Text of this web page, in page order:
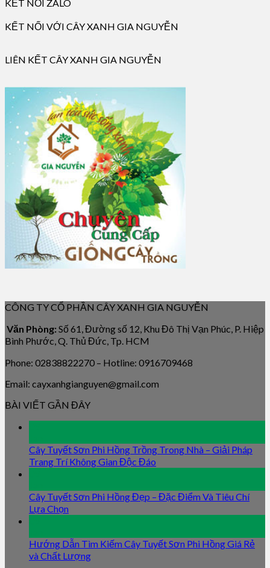
KẾT NỐI ZALO
KẾT NỐI VỚI CÂY XANH GIA NGUYỄN
LIÊN KẾT CÂY XANH GIA NGUYỄN
CÔNG TY CỔ PHẦN CÂY XANH GIA NGUYỄN
Văn Phòng: Số 61, Đường số 12, Khu Đô Thị Vạn Phúc, P. Hiệp
Bình Phước, Q. Thủ Đức, Tp. HCM
Phone: 02838822270 – Hotline: 0916709468
Email: cayxanhgianguyen@gmail.com
BÀI VIẾT GẦN ĐÂY
Cây Tuyết Sơn Phi Hồng Trồng Trong Nhà – Giải Pháp
Trang Trí Không Gian Độc Đáo
Cây Tuyết Sơn Phi Hồng Đẹp – Đặc Điểm Và Tiêu Chí
Lựa Chọn
Hướng Dẫn Tìm Kiếm Cây Tuyết Sơn Phi Hồng Giá Rẻ
và Chất Lượng